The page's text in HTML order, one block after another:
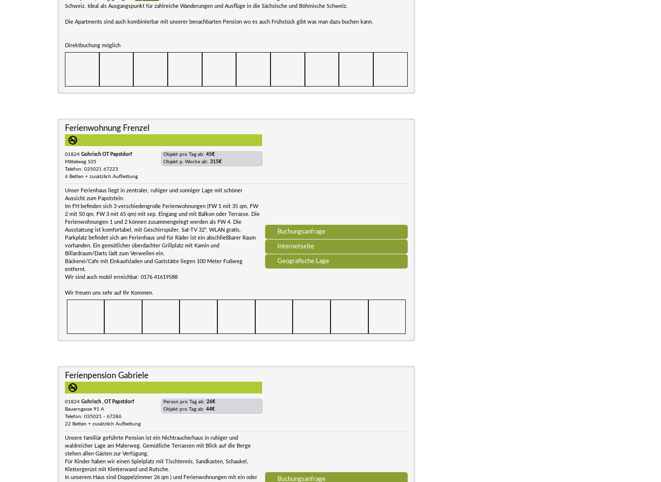
Schweiz. Ideal als Ausgangspunkt für zahlreiche Wanderungen und Ausflüge in die Sächsische und Böhmische Schweiz.
Die Apartments sind auch kombinierbar mit unserer benachbarten Pension wo es auch Frühstück gibt was man dazu buchen kann.
Direktbuchung möglich
Buchungsanfrage
Internetseite
Geografische Lage
Ferienwohnung Frenzel
01824 Gohrisch OT Papstdorf
Mittelweg 105
Telefon: 035021 67223
6 Betten + zusätzlich Aufbettung
Objekt pro Tag ab: 45€
Objekt p. Woche ab: 315€
Unser Ferienhaus liegt in zentraler, ruhiger und sonniger Lage mit schöner
Aussicht zum Papststein.
Im FH befinden sich 3 verschiedengroße Ferienwohnungen (FW 1 mit 35 qm, FW
2 mit 50 qm, FW 3 mit 65 qm) mit sep. Eingang und mit Balkon oder Terrasse. Die
Ferienwohnungen 1 und 2 können zusammengelegt werden als FW 4. Die
Ausstattung ist komfortabel, mit Geschirrspüler, Sat-TV 32", WLAN gratis.
Parkplatz befindet sich am Ferienhaus und für Räder ist ein abschließbarer Raum
vorhanden. Ein gemütlicher überdachter Grillplatz mit Kamin und
Billardraum/Darts lädt zum Verweilen ein.
Bäckerei/Cafe mit Einkaufsladen und Gaststätte liegen 100 Meter Fußweg
entfernt.
Wir sind auch mobil erreichbar: 0176 41619588
Wir freuen uns sehr auf Ihr Kommen.
Buchungsanfrage
Ferienpension Gabriele
01824 Gohrisch , OT Papstdorf
Bauerngasse 91 A
Telefon: 035021 - 67286
22 Betten + zusätzlich Aufbettung
Person pro Tag ab: 26€
Objekt pro Tag ab: 44€
Unsere familiär geführte Pension ist ein Nichtraucherhaus in ruhiger und
waldreicher Lage am Malerweg. Gemütliche Terrassen mit Blick auf die Berge
stehen allen Gästen zur Verfügung.
Für Kinder haben wir einen Spielplatz mit Tischtennis, Sandkasten, Schaukel,
Klettergerüst mit Kletterwand und Rutsche.
In unserem Haus sind Doppelzimmer 26 qm ) und Ferienwohnungen mit ein oder